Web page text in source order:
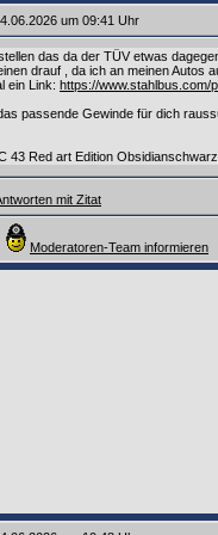
um 09:41 Uhr
das da der TÜV etwas
drauf , da ich an meinen Autos
ein Link: https://www.stahlbus.com/
passende Gewinde für dich
43 Red art Edition
mit Zitat
Moderatoren-Team informieren